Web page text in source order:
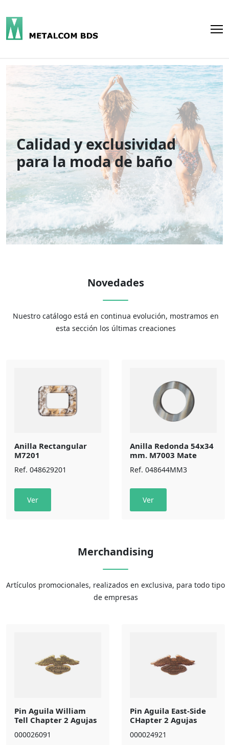
Calidad y exclusividad
para la moda de baño
Novedades
Nuestro catálogo está en continua evolución, mostramos en
esta sección los últimas creaciones
Anilla Rectangular
M7201
Ref. 048629201
Ver
Anilla Redonda 54x34
mm. M7003 Mate
Ref. 048644MM3
Ver
Merchandising
Artículos promocionales, realizados en exclusiva, para todo tipo
de empresas
Pin Aguila William
Tell Chapter 2 Agujas
000026091
Pin Aguila East-Side
CHapter 2 Agujas
000024921